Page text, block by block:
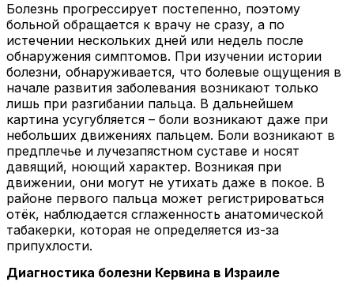
Болезнь прогрессирует постепенно, поэтому
больной обращается к врачу не сразу, а по
истечении нескольких дней или недель после
обнаружения симптомов. При изучении истории
болезни, обнаруживается, что болевые ощущения в
начале развития заболевания возникают только
лишь при разгибании пальца. В дальнейшем
картина усугубляется – боли возникают даже при
небольших движениях пальцем. Боли возникают в
предплечье и лучезапястном суставе и носят
давящий, ноющий характер. Возникая при
движении, они могут не утихать даже в покое. В
районе первого пальца может регистрироваться
отёк, наблюдается сглаженность анатомической
табакерки, которая не определяется из-за
припухлости.
Диагностика болезни Кервина в Израиле